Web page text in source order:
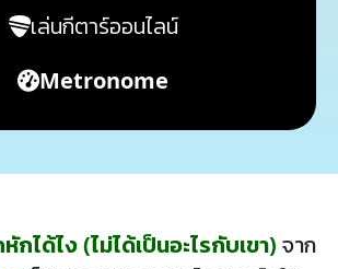
เล่นกีตาร์ออนไลน์
Metronome
ได้ไง (ไม่ได้เป็นอะไรกับเขา) จาก